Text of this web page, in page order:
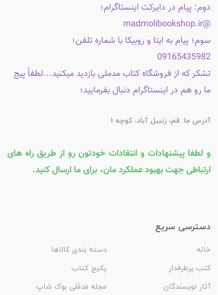
دوم: پیام در دایرکت اینستاگرام؛
@madmolibookshop.ir
سوم؛ پیام به ایتا و روبیکا با شماره تلفن؛
09165435982
تشکر که از فروشگاه کتاب مدملی بازدید میکنید...لطفاً پیج
ما رو هم در اینستاگرام دنبال بفرمایید؛
آدرس ما: قم، زنبیل آباد، کوچه 1
و لطفا پیشنهادات و انتقادات خودتون رو از طریق راه های
ارتباطی جهت بهبود عملکرد مان، برای ما ارسال کنید.
دسترسی سریع
خانه
دسته بندی کالاها
کتب پرطرفدار
پکیج کتاب
آثار نویسندگان
مجله مَدمُلی بوک شاپ